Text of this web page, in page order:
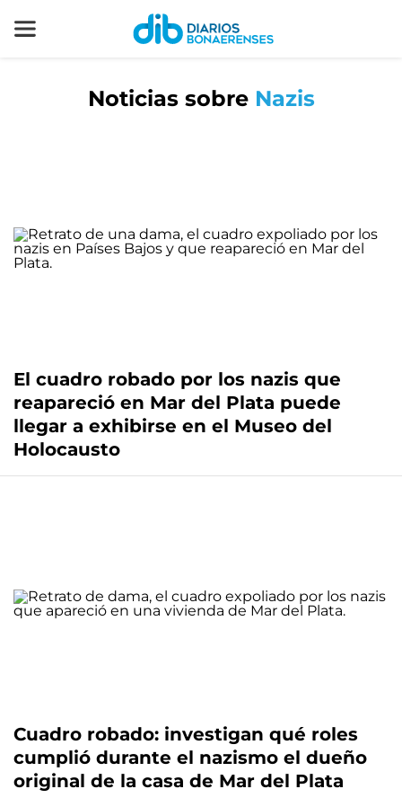
Noticias sobre Nazis
El cuadro robado por los nazis que
reapareció en Mar del Plata puede
llegar a exhibirse en el Museo del
Holocausto
Cuadro robado: investigan qué roles
cumplió durante el nazismo el dueño
original de la casa de Mar del Plata